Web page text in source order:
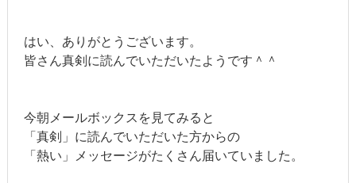
はい、ありがとうございます。
皆さん真剣に読んでいただいたようです＾＾
今朝メールボックスを見てみると
「真剣」に読んでいただいた方からの
「熱い」メッセージがたくさん届いていました。